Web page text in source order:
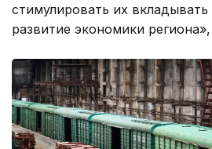
стимулировать их вкладывать
развитие экономики региона»,